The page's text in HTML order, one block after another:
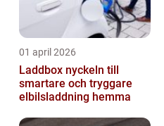
01 april 2026
Laddbox nyckeln till
smartare och tryggare
elbilsladdning hemma